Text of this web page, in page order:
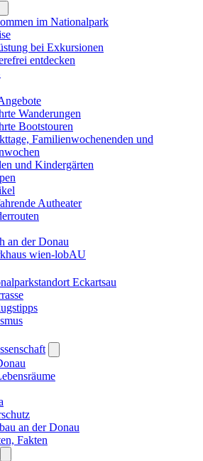
im Nationalpark
bei Exkursionen
entdecken
Wanderungen
Bootstouren
Familienwochenenden und
und Kindergärten
Autheater
an der Donau
wien-lobAU
Eckartsau
an der Donau
Fakten